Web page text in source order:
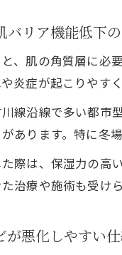
バリア機能低下
、肌の角質層に必
炎症が起こりやすく
線沿線で多い都市
あります。特に冬
際は、保湿力の高
治療や施術も受けら
が悪化しやすい